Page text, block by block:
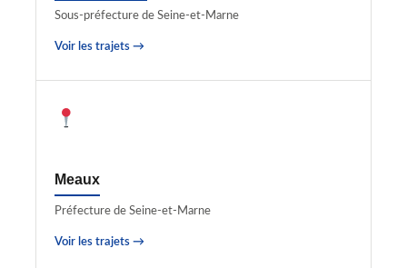
Sous-préfecture de Seine-et-Marne
Voir les trajets →
Meaux
Préfecture de Seine-et-Marne
Voir les trajets →